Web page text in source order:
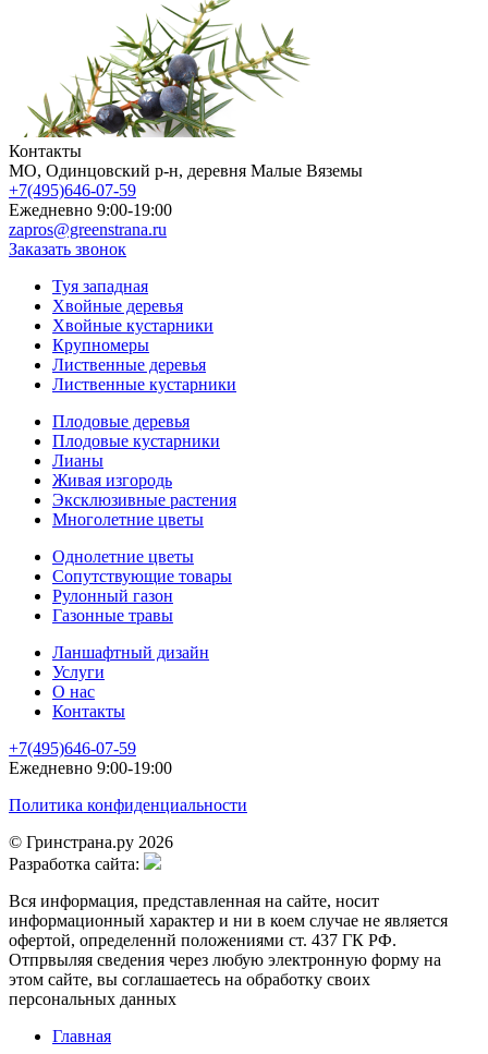
Контакты
МO, Одинцовский р-н, деревня Малые Вяземы
+7(495)646-07-59
Ежедневно 9:00-19:00
zapros@greenstrana.ru
Заказать звонок
Туя западная
Хвойные деревья
Хвойные кустарники
Крупномеры
Лиственные деревья
Лиственные кустарники
Плодовые деревья
Плодовые кустарники
Лианы
Живая изгородь
Эксклюзивные растения
Многолетние цветы
Однолетние цветы
Сопутствующие товары
Рулонный газон
Газонные травы
Ланшафтный дизайн
Услуги
О нас
Контакты
+7(495)646-07-59
Ежедневно 9:00-19:00
Политика конфиденциальности
© Гринстрана.ру 2026
Разработка сайта:
Вся информация, представленная на сайте, носит
информационный характер и ни в коем случае не является
офертой, определеннй положениями ст. 437 ГК РФ.
Отпрвыляя сведения через любую электронную форму на
этом сайте, вы соглашаетесь на обработку своих
персональных данных
Главная